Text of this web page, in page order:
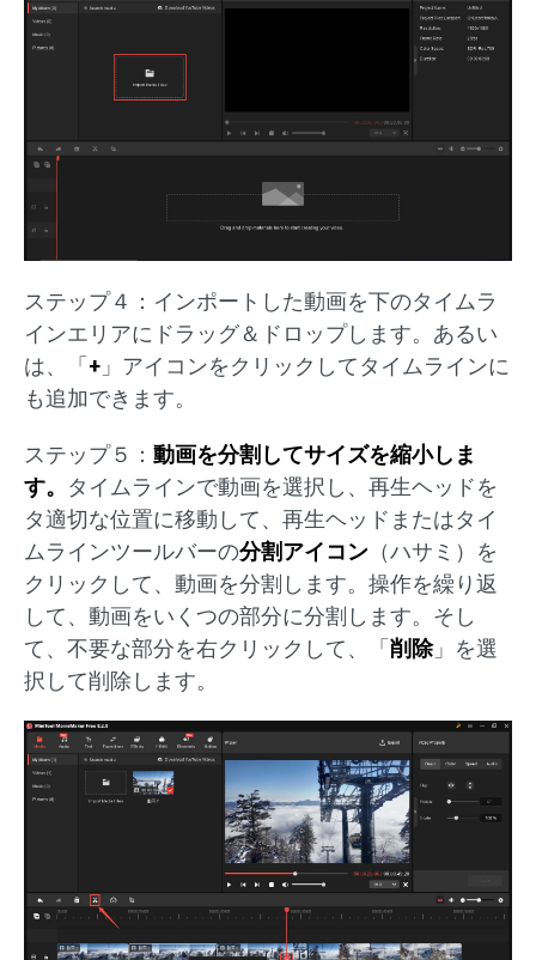
ステップ４：インポートした動画を下のタイムラ
インエリアにドラッグ＆ドロップします。あるい
は、「 + 」アイコンをクリックしてタイムラインに
も追加できます。
ステップ５： 動画を分割してサイズを縮小しま
す。 タイムラインで動画を選択し、再生ヘッドを
タ適切な位置に移動して、再生ヘッドまたはタイ
ムラインツールバーの分割アイコン （ハサミ）を
クリックして、動画を分割します。操作を繰り返
して、動画をいくつの部分に分割します。そし
て、不要な部分を右クリックして、「 削除」を選
択して削除します。